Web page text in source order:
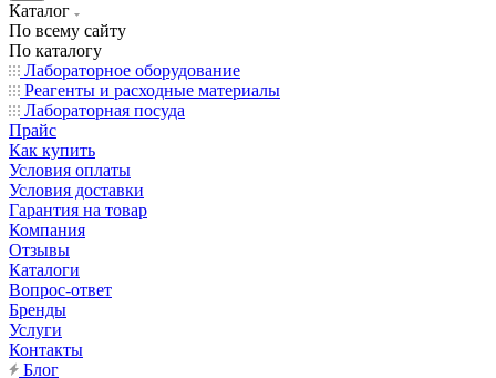
Каталог
По всему сайту
По каталогу
Лабораторное оборудование
Реагенты и расходные материалы
Лабораторная посуда
Прайс
Как купить
Условия оплаты
Условия доставки
Гарантия на товар
Компания
Отзывы
Каталоги
Вопрос-ответ
Бренды
Услуги
Контакты
Блог